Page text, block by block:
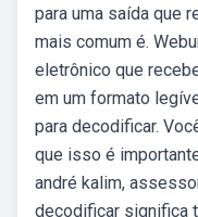
para uma saída que
mais comum é.
eletrônico que
em um formato
para decodificar.
que isso é
andré kalim,
decodificar significa